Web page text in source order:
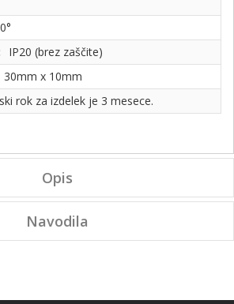
IP20 (brez zaščite)
30mm x 10mm
rok za izdelek je 3 mesece.
Opis
Navodila